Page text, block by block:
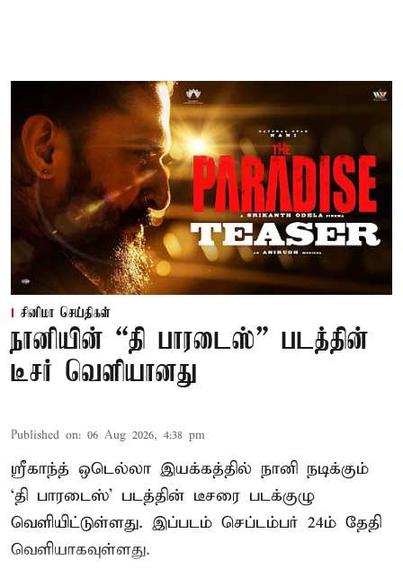
சினிமா செய்திகள்
நானியின் “தி பாரடைஸ்” படத்தின்
டீசர் வெளியானது
Published on: 06 Aug 2026, 4:38 pm
ஸ்ரீகாந்த் ஒடெல்லா இயக்கத்தில் நானி நடிக்கும்
‘தி பாரடைஸ்’ படத்தின் டீசரை படக்குழு
வெளியிட்டுள்ளது. இப்படம் செப்டம்பர் 24ம் தேதி
வெளியாகவுள்ளது.